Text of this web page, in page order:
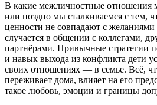
В какие межличностные отношения
или поздно мы сталкиваемся с тем,
ценности не совпадают с
случается в общении с коллегами,
партнёрами. Привычные стратегии
и навык выхода из конфликта дети
своих отношениях — в семье. Всё,
переживает дома, влияет на его
такое любовь, эмоции и границы